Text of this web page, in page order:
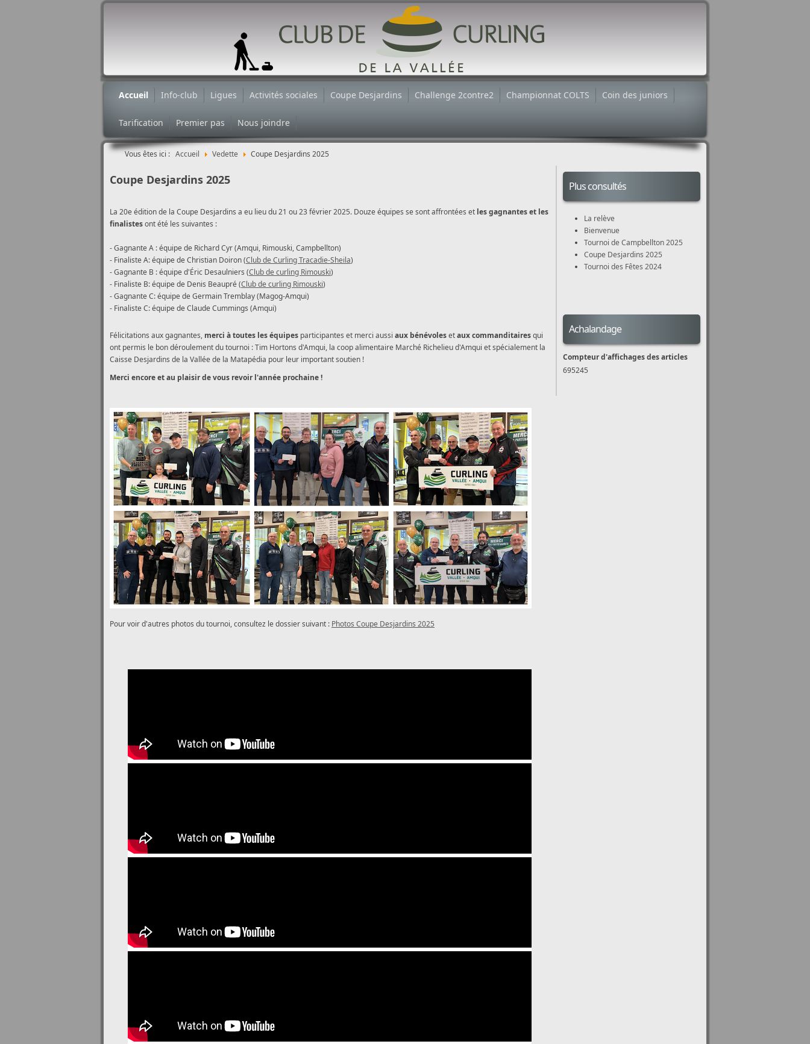
Accueil Info-club Ligues Activités sociales Coupe Desjardins Challenge 2contre2 Championnat COLTS Coin des juniors
Tarification Premier pas Nous joindre
Vous êtes ici : Accueil Vedette Coupe Desjardins 2025
Coupe Desjardins 2025
La 20e édition de la Coupe Desjardins a eu lieu du 21 ou 23 février 2025. Douze équipes se sont affrontées et les gagnantes et les
finalistesont été les suivantes :
- Gagnante A : équipe de Richard Cyr (Amqui, Rimouski, Campbellton)
- Finaliste A: équipe de Christian Doiron (Club de Curling Tracadie-Sheila)
- Gagnante B : équipe d'Éric Desaulniers (Club de curling Rimouski)
- Finaliste B: équipe de Denis Beaupré (Club de curling Rimouski)
- Gagnante C: équipe de Germain Tremblay (Magog-Amqui)
- Finaliste C: équipe de Claude Cummings (Amqui)
Félicitations aux gagnantes, merci à toutes les équipes participantes et merci aussi aux bénévolesetaux commanditairesqui
ont permis le bon déroulement du tournoi : Tim Hortons d'Amqui, la coop alimentaire Marché Richelieu d'Amqui et spécialement la
Caisse Desjardins de la Vallée de la Matapédia pour leur important soutien !
Merci encore et au plaisir de vous revoir l'année prochaine !
Pour voir d'autres photos du tournoi, consultez le dossier suivant : Photos Coupe Desjardins 2025
Plus consultés
La relève
Bienvenue
Tournoi de Campbellton 2025
Coupe Desjardins 2025
Tournoi des Fêtes 2024
Achalandage
Compteur d'affichages des articles
695245